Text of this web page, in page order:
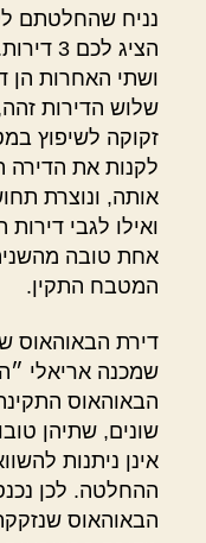
נניח שהחלטתם
הציג
ושתי האחרות הן
שלוש הדירות
זקוקה לשיפוץ
לקנות את הדירה
אותה, ונוצרת
ואילו לגבי
אחת טובה
המטבח התקין.
דירת הבאוהאוס
שמכנה אריאלי
הבאוהאוס
שונים, שתיהן
אינן ניתנות
ההחלטה. לכן
הבאוהאוס